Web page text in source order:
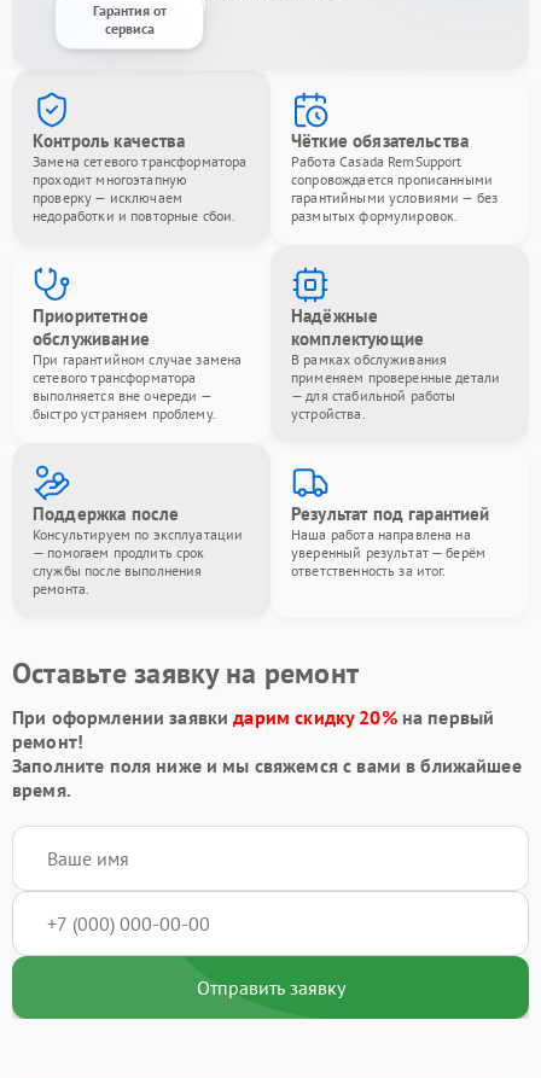
Гарантия от
сервиса
Контроль качества
Замена сетевого трансформатора
проходит многоэтапную
проверку — исключаем
недоработки и повторные сбои.
Чёткие обязательства
Работа Casada RemSupport
сопровождается прописанными
гарантийными условиями — без
размытых формулировок.
Приоритетное
обслуживание
При гарантийном случае замена
сетевого трансформатора
выполняется вне очереди —
быстро устраняем проблему.
Надёжные
комплектующие
В рамках обслуживания
применяем проверенные детали
— для стабильной работы
устройства.
Поддержка после
Консультируем по эксплуатации
— помогаем продлить срок
службы после выполнения
ремонта.
Результат под гарантией
Наша работа направлена на
уверенный результат — берём
ответственность за итог.
Оставьте заявку на ремонт
При оформлении заявкидарим скидку 20%на первый
ремонт!
Заполните поля ниже и мы свяжемся с вами в ближайшее
время.
Отправить заявку